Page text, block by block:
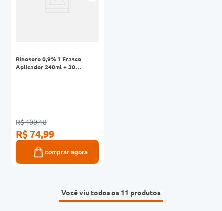
Rinosoro 0,9% 1 Frasco
Aplicador 240ml + 30
R$ 100,18
R$ 74,99
comprar agora
Você viu todos os 11